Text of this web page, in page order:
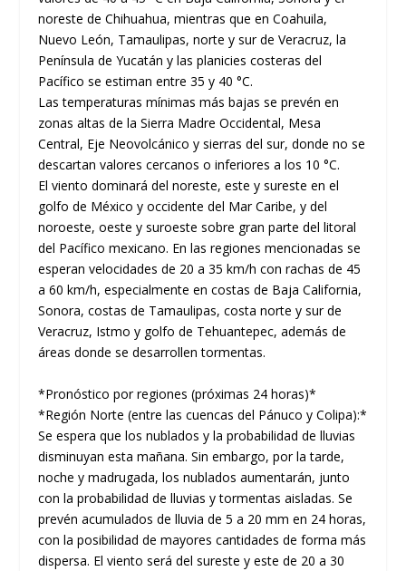
noreste de Chihuahua, mientras que en Coahuila,
Nuevo León, Tamaulipas, norte y sur de Veracruz, la
Península de Yucatán y las planicies costeras del
Pacífico se estiman entre 35 y 40 °C.
Las temperaturas mínimas más bajas se prevén en
zonas altas de la Sierra Madre Occidental, Mesa
Central, Eje Neovolcánico y sierras del sur, donde no se
descartan valores cercanos o inferiores a los 10 °C.
El viento dominará del noreste, este y sureste en el
golfo de México y occidente del Mar Caribe, y del
noroeste, oeste y suroeste sobre gran parte del litoral
del Pacífico mexicano. En las regiones mencionadas se
esperan velocidades de 20 a 35 km/h con rachas de 45
a 60 km/h, especialmente en costas de Baja California,
Sonora, costas de Tamaulipas, costa norte y sur de
Veracruz, Istmo y golfo de Tehuantepec, además de
áreas donde se desarrollen tormentas.
*Pronóstico por regiones (próximas 24 horas)*
*Región Norte (entre las cuencas del Pánuco y Colipa):*
Se espera que los nublados y la probabilidad de lluvias
disminuyan esta mañana. Sin embargo, por la tarde,
noche y madrugada, los nublados aumentarán, junto
con la probabilidad de lluvias y tormentas aisladas. Se
prevén acumulados de lluvia de 5 a 20 mm en 24 horas,
con la posibilidad de mayores cantidades de forma más
dispersa. El viento será del sureste y este de 20 a 30